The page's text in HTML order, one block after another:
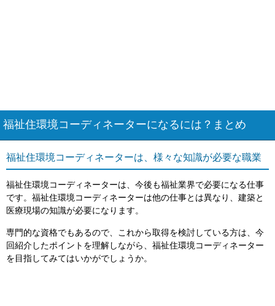
福祉住環境コーディネーターになるには？まとめ
福祉住環境コーディネーターは、様々な知識が必要な職業
福祉住環境コーディネーターは、今後も福祉業界で必要になる仕事
です。福祉住環境コーディネーターは他の仕事とは異なり、建築と
医療現場の知識が必要になります。
専門的な資格でもあるので、これから取得を検討している方は、今
回紹介したポイントを理解しながら、福祉住環境コーディネーター
を目指してみてはいかがでしょうか。